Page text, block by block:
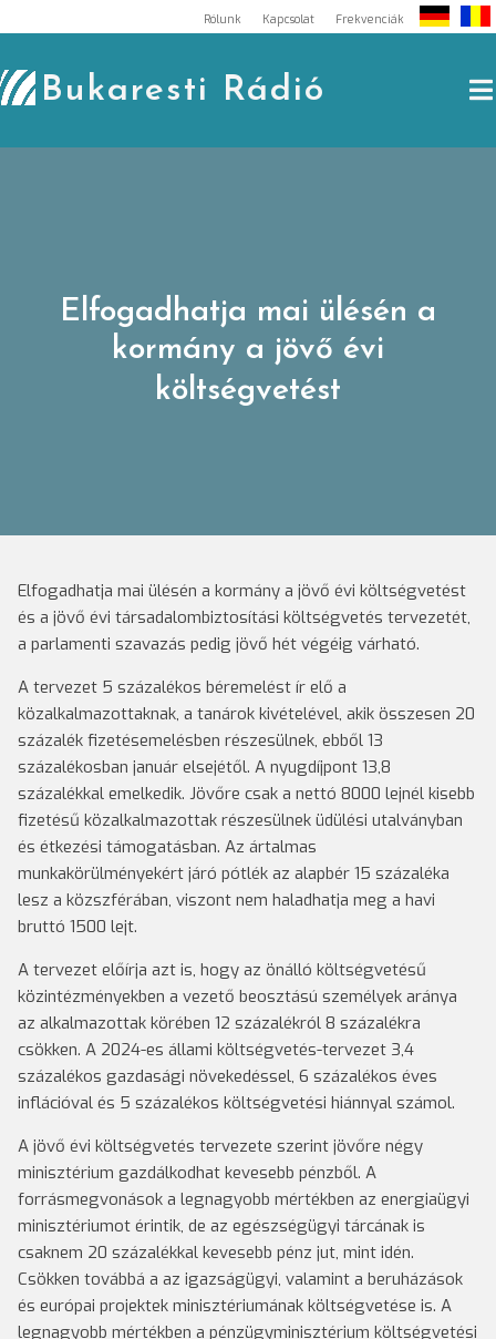
to
content
Rólunk Kapcsolat Frekvenciák
Bukaresti Rádió
Elfogadhatja mai ülésén a
kormány a jövő évi
költségvetést
Elfogadhatja mai ülésén a kormány a jövő évi költségvetést
és a jövő évi társadalombiztosítási költségvetés tervezetét,
a parlamenti szavazás pedig jövő hét végéig várható.
A tervezet 5 százalékos béremelést ír elő a
közalkalmazottaknak, a tanárok kivételével, akik összesen 20
százalék fizetésemelésben részesülnek, ebből 13
százalékosban január elsejétől. A nyugdíjpont 13,8
százalékkal emelkedik. Jövőre csak a nettó 8000 lejnél kisebb
fizetésű közalkalmazottak részesülnek üdülési utalványban
és étkezési támogatásban. Az ártalmas
munkakörülményekért járó pótlék az alapbér 15 százaléka
lesz a közszférában, viszont nem haladhatja meg a havi
bruttó 1500 lejt.
A tervezet előírja azt is, hogy az önálló költségvetésű
közintézményekben a vezető beosztású személyek aránya
az alkalmazottak körében 12 százalékról 8 százalékra
csökken. A 2024-es állami költségvetés-tervezet 3,4
százalékos gazdasági növekedéssel, 6 százalékos éves
inflációval és 5 százalékos költségvetési hiánnyal számol.
A jövő évi költségvetés tervezete szerint jövőre négy
minisztérium gazdálkodhat kevesebb pénzből. A
forrásmegvonások a legnagyobb mértékben az energiaügyi
minisztériumot érintik, de az egészségügyi tárcának is
csaknem 20 százalékkal kevesebb pénz jut, mint idén.
Csökken továbbá a az igazságügyi, valamint a beruházások
és európai projektek minisztériumának költségvetése is. A
legnagyobb mértékben a pénzügyminisztérium költségvetési